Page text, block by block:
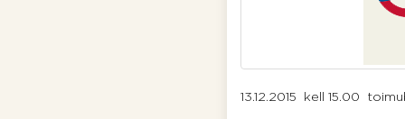
13.12.2015 kell 15.00